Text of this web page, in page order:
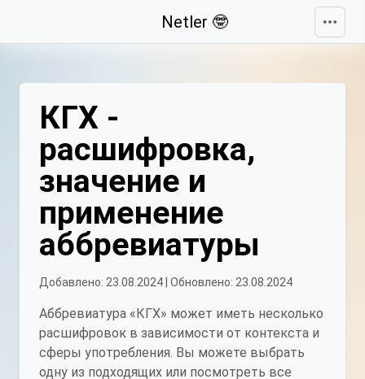
Netler 🤓
КГХ -
расшифровка,
значение и
применение
аббревиатуры
Добавлено: 23.08.2024 | Обновлено: 23.08.2024
Аббревиатура «КГХ» может иметь несколько
расшифровок в зависимости от контекста и
сферы употребления. Вы можете выбрать
одну из подходящих или посмотреть все